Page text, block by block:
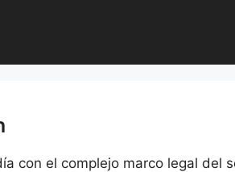
con el complejo marco legal del